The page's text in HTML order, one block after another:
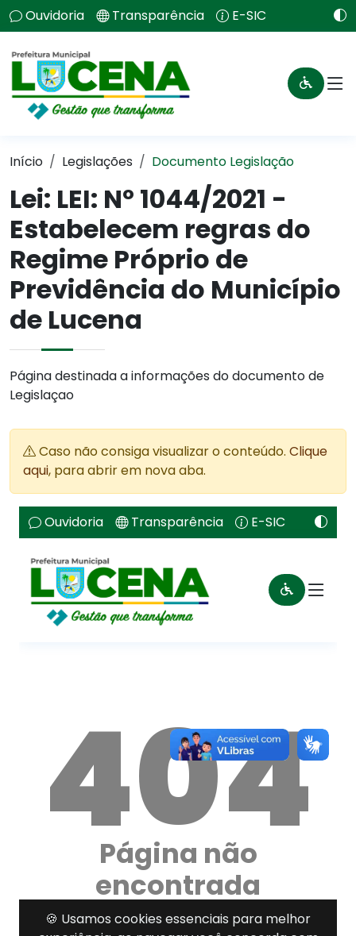
Ouvidoria Transparência E-SIC
Início Legislações Documento Legislação
Lei: LEI: Nº 1044/2021 -
Estabelecem regras do
Regime Próprio de
Previdência do Município
de Lucena
Página destinada a informações do documento de
Legislaçao
Caso não consiga visualizar o conteúdo. Clique
aqui, para abrir em nova aba.